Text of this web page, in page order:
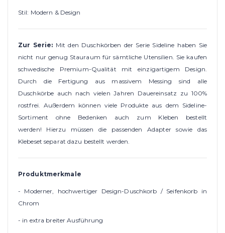
Stil: Modern & Design
Zur Serie: Mit den Duschkörben der Serie Sideline haben Sie
nicht nur genug Stauraum für sämtliche Utensilien. Sie kaufen
schwedische Premium-Qualität mit einzigartigem Design.
Durch die Fertigung aus massivem Messing sind alle
Duschkörbe auch nach vielen Jahren Dauereinsatz zu 100%
rostfrei. Außerdem können viele Produkte aus dem Sideline-
Sortiment ohne Bedenken auch zum Kleben bestellt
werden! Hierzu müssen die passenden Adapter sowie das
Klebeset separat dazu bestellt werden.
Produktmerkmale
- Moderner, hochwertiger Design-Duschkorb / Seifenkorb in
Chrom
- in extra breiter Ausführung